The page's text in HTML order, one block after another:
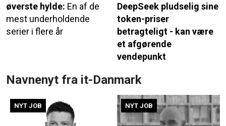
øverste hylde: En af de
mest underholdende
serier i flere år
DeepSeek pludselig sine
token-priser
betragteligt - kan være
et afgørende
vendepunkt
Navnenyt fra it-Danmark
NYT JOB NYT JOB